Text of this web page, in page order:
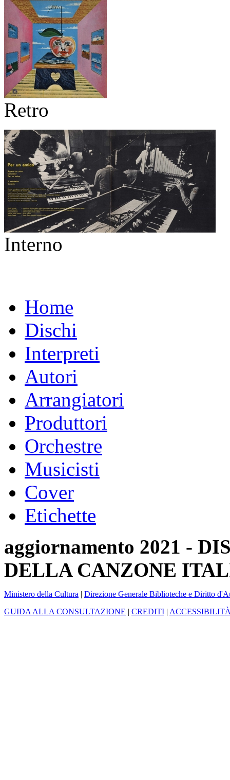
Retro
Interno
Home
Dischi
Interpreti
Autori
Arrangiatori
Produttori
Orchestre
Musicisti
Cover
Etichette
aggiornamento 2021 -
DELLA CANZONE
Ministero della Cultura | Direzione Generale Biblioteche e Diritto
GUIDA ALLA CONSULTAZIONE | CREDITI |